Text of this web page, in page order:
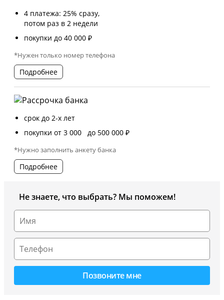
4 платежа: 25% сразу,
потом раз в 2 недели
покупки до 40 000 ₽
*Нужен только номер телефона
Подробнее
срок до 2-х лет
покупки от 3 000 до 500 000 ₽
*Нужно заполнить анкету банка
Подробнее
Не знаете, что выбрать? Мы поможем!